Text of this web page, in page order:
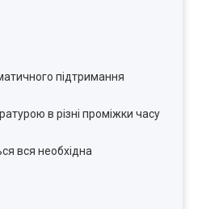
підтримання
в різні проміжки часу
вся необхідна